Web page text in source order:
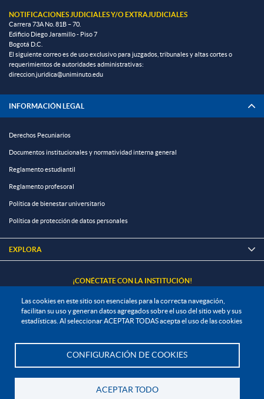
Las cookies en este sitio son esenciales para la correcta navegación,
facilitan su uso y generan datos agregados sobre el uso del sitio web y sus
estadísticas. Al seleccionar ACEPTAR TODAS acepta el uso de las cookies
CONFIGURACIÓN DE COOKIES
ACEPTAR TODO
NOTIFICACIONES JUDICIALES Y/O EXTRAJUDICIALES
Carrera 73A No. 81B – 70.
Edificio Diego Jaramillo - Piso 7
Bogotá D.C.
El siguiente correo es de uso exclusivo para juzgados, tribunales y altas cortes o
requerimientos de autoridades administrativas:
direccion.juridica@uniminuto.edu
INFORMACIÓN LEGAL
Derechos Pecuniarios
Documentos institucionales y normatividad interna general
Reglamento estudiantil
Reglamento profesoral
Política de bienestar universitario
Política de protección de datos personales
EXPLORA 
¡CONÉCTATE CON LA INSTITUCIÓN!
En Bogotá:+57 6015933004
Línea nacional gratuita:01 8000 11 93 90